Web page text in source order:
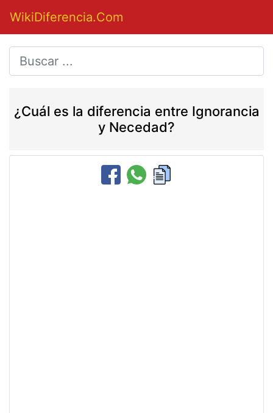
WikiDiferencia.Com
¿Cuál es la diferencia entre Ignorancia
y Necedad?